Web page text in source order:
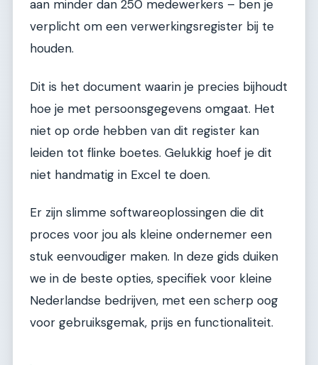
aan minder dan 250 medewerkers – ben je
verplicht om een verwerkingsregister bij te
houden.
Dit is het document waarin je precies bijhoudt
hoe je met persoonsgegevens omgaat. Het
niet op orde hebben van dit register kan
leiden tot flinke boetes. Gelukkig hoef je dit
niet handmatig in Excel te doen.
Er zijn slimme softwareoplossingen die dit
proces voor jou als kleine ondernemer een
stuk eenvoudiger maken. In deze gids duiken
we in de beste opties, specifiek voor kleine
Nederlandse bedrijven, met een scherp oog
voor gebruiksgemak, prijs en functionaliteit.